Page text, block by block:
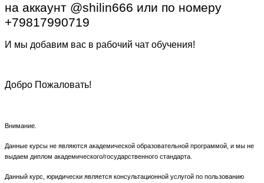
на аккаунт @shilin666 или по номеру
+79817990719
И мы добавим вас в рабочий чат обучения!
Добро Пожаловать!
Внимание.
Данные курсы не являются академической образовательной программой, и мы не
выдаем диплом академического/государственного стандарта.
Данный курс, юридически является консультационной услугой по пользованию